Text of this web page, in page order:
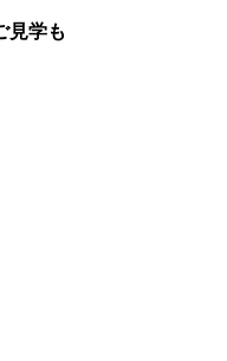
見学も